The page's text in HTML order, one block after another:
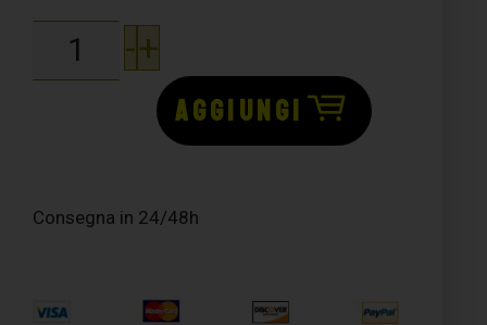
-+
AGGIUNGI
Consegna in 24/48h